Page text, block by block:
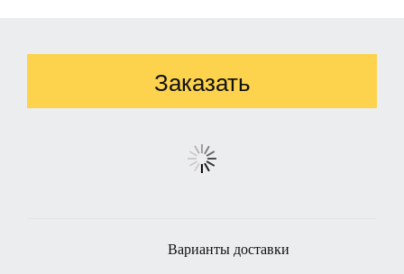
Заказать
Варианты доставки